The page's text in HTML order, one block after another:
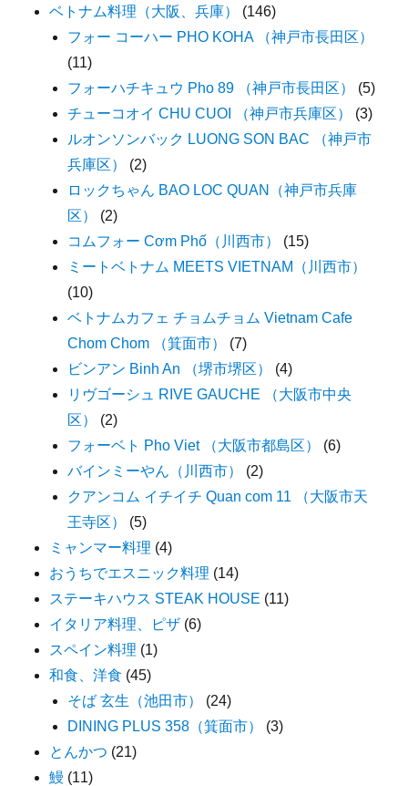
ベトナム料理（大阪、兵庫）
(146)
フォー コーハー PHO KOHA （神戸市長田区）
(11)
フォーハチキュウ Pho 89 （神戸市長田区）
(5)
チューコオイ CHU CUOI （神戸市兵庫区）
(3)
ルオンソンバック LUONG SON BAC （神戸市
兵庫区）
(2)
ロックちゃん BAO LOC QUAN（神戸市兵庫
区）
(2)
コムフォー Cơm Phố（川西市）
(15)
ミートベトナム MEETS VIETNAM（川西市）
(10)
ベトナムカフェ チョムチョム Vietnam Cafe
Chom Chom （箕面市）
(7)
ビンアン Binh An （堺市堺区）
(4)
リヴゴーシュ RIVE GAUCHE （大阪市中央
区）
(2)
フォーベト Pho Viet （大阪市都島区）
(6)
バインミーやん（川西市）
(2)
クアンコム イチイチ Quan com 11 （大阪市天
王寺区）
(5)
ミャンマー料理 (4)
おうちでエスニック料理 (14)
ステーキハウス STEAK HOUSE (11)
イタリア料理、ピザ (6)
スペイン料理 (1)
和食、洋食 (45)
そば 玄生（池田市）
(24)
DINING PLUS 358（箕面市）
(3)
とんかつ (21)
鰻 (11)